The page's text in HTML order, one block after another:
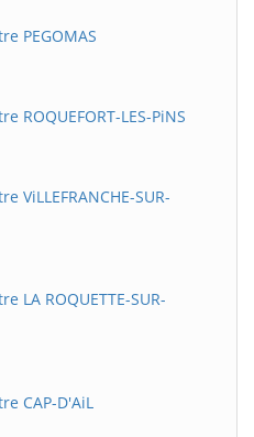
PEGOMAS
ROQUEFORT-LES-PiNS
ViLLEFRANCHE-SUR-
LA ROQUETTE-SUR-
CAP-D'AiL